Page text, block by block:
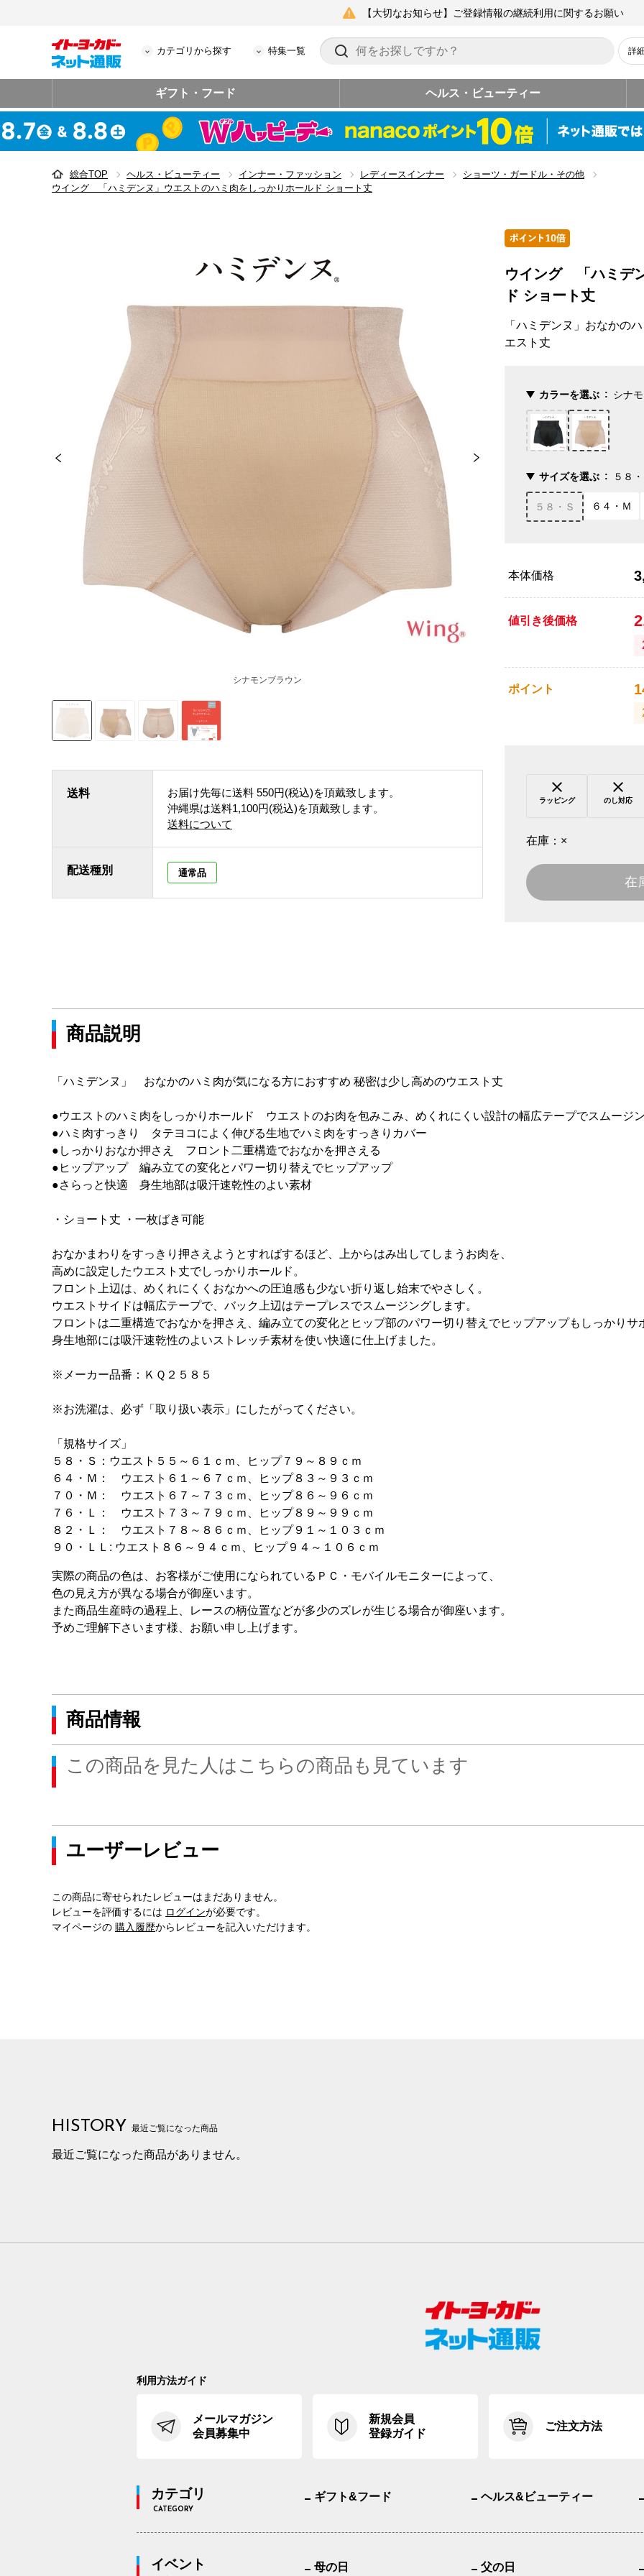
【大切なお知らせ】ご登録情報の継続利用に関するお願い
カテゴリから探す 特集一覧 詳
ギフト・フード ヘルス・ビューティー
総合TOP ヘルス・ビューティー インナー・ファッション レディースインナー
ショーツ・ガードル・その他
ウイング 「ハミデンヌ」ウエストのハミ肉をしっかりホールド ショート丈
シナモンブラウン
送料 お届け先毎に送料 550円(税込)を頂戴致します。
沖縄県は送料1,100円(税込)を頂戴致します。
送料について
配送種別 通常品
ウイング 「ハミデ
ド ショート丈
「ハミデンヌ」おなかの
エスト丈
カラーを選ぶ シナ
サイズを選ぶ ５８
５８・Ｓ ６４・Ｍ
本体価格
値引き後価格
ポイント
ラッピング のし対応
在庫： ×
在
商品説明
「ハミデンヌ」 おなかのハミ肉が気になる方におすすめ 秘密は少し高めのウエスト丈
●ウエストのハミ肉をしっかりホールド ウエストのお肉を包みこみ、めくれにくい設計の幅広テープでスムージ
●ハミ肉すっきり タテヨコによく伸びる生地でハミ肉をすっきりカバー
●しっかりおなか押さえ フロント二重構造でおなかを押さえる
●ヒップアップ 編み立ての変化とパワー切り替えでヒップアップ
●さらっと快適 身生地部は吸汗速乾性のよい素材
・ショート丈 ・一枚ばき可能
おなかまわりをすっきり押さえようとすればするほど、上からはみ出してしまうお肉を、
高めに設定したウエスト丈でしっかりホールド。
フロント上辺は、めくれにくくおなかへの圧迫感も少ない折り返し始末でやさしく。
ウエストサイドは幅広テープで、バック上辺はテープレスでスムージングします。
フロントは二重構造でおなかを押さえ、編み立ての変化とヒップ部のパワー切り替えでヒップアップもしっかりサ
身生地部には吸汗速乾性のよいストレッチ素材を使い快適に仕上げました。
※メーカー品番：ＫＱ２５８５
※お洗濯は、必ず「取り扱い表示」にしたがってください。
「規格サイズ」
５８・Ｓ：ウエスト５５～６１ｃｍ、ヒップ７９～８９ｃｍ
６４・Ｍ： ウエスト６１～６７ｃｍ、ヒップ８３～９３ｃｍ
７０・Ｍ： ウエスト６７～７３ｃｍ、ヒップ８６～９６ｃｍ
７６・Ｌ： ウエスト７３～７９ｃｍ、ヒップ８９～９９ｃｍ
８２・Ｌ： ウエスト７８～８６ｃｍ、ヒップ９１～１０３ｃｍ
９０・ＬＬ: ウエスト８６～９４ｃｍ、ヒップ９４～１０６ｃｍ
実際の商品の色は、お客様がご使用になられているＰＣ・モバイルモニターによって、
色の見え方が異なる場合が御座います。
また商品生産時の過程上、レースの柄位置などが多少のズレが生じる場合が御座います。
予めご理解下さいます様、お願い申し上げます。
商品情報
この商品を見た人はこちらの商品も見ています
ユーザーレビュー
この商品に寄せられたレビューはまだありません。
レビューを評価するには ログインが必要です。
マイページの 購入履歴からレビューを記入いただけます。
HISTORY 最近ご覧になった商品
最近ご覧になった商品がありません。
利用方法ガイド
メールマガジン
会員募集中
新規会員
登録ガイド
ご注文方法
カテゴリ
CATEGORY
ギフト&フード ヘルス&ビューティー
イベント 母の日 父の日